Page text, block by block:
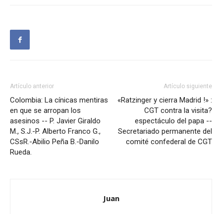
Artículo anterior
Colombia: La cínicas mentiras
en que se arropan los
asesinos -- P. Javier Giraldo
M., S.J.-P. Alberto Franco G.,
CSsR.-Abilio Peña B.-Danilo
Rueda.
Artículo siguiente
«Ratzinger y cierra Madrid !» :
CGT contra la visita?
espectáculo del papa --
Secretariado permanente del
comité confederal de CGT
Juan